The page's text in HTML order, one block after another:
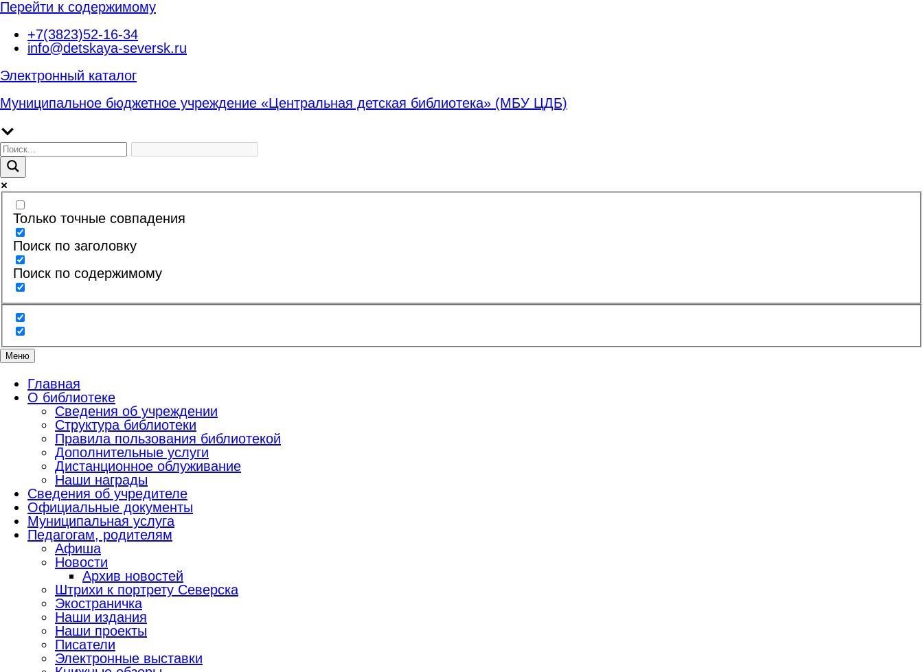
Перейти к содержимому
+7(3823)52-16-34
info@detskaya-seversk.ru
Электронный каталог
Муниципальное бюджетное учреждение «Центральная детская библиотека» (МБУ ЦДБ)
Только точные совпадения
Поиск по заголовку
Поиск по содержимому
Меню
Главная
О библиотеке
Сведения об учреждении
Структура библиотеки
Правила пользования библиотекой
Дополнительные услуги
Дистанционное облуживание
Наши награды
Сведения об учредителе
Официальные документы
Муниципальная услуга
Педагогам, родителям
Афиша
Новости
Архив новостей
Штрихи к портрету Северска
Экостраничка
Наши издания
Наши проекты
Писатели
Электронные выставки